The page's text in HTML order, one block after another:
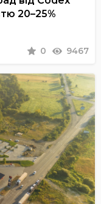
20–25%
0 9467